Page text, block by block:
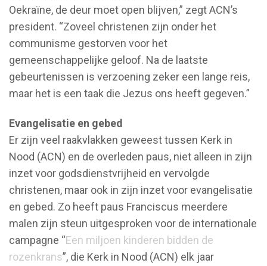
Oekraïne, de deur moet open blijven,” zegt ACN’s
president. “Zoveel christenen zijn onder het
communisme gestorven voor het
gemeenschappelijke geloof. Na de laatste
gebeurtenissen is verzoening zeker een lange reis,
maar het is een taak die Jezus ons heeft gegeven.”
Evangelisatie en gebed
Er zijn veel raakvlakken geweest tussen Kerk in
Nood (ACN) en de overleden paus, niet alleen in zijn
inzet voor godsdienstvrijheid en vervolgde
christenen, maar ook in zijn inzet voor evangelisatie
en gebed. Zo heeft paus Franciscus meerdere
malen zijn steun uitgesproken voor de internationale
campagne “Een miljoen kinderen bidden de
rozenkrans”, die Kerk in Nood (ACN) elk jaar